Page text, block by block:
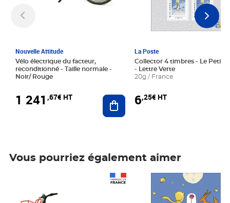
Nouvelle Attitude
Vélo électrique du facteur,
reconditionné - Taille normale -
Noir/ Rouge
1 241 ,67€ HT Ajouter au panier
La Poste
Collector 4 timbres - Le Petit
- Lettre Verte
20g / France
6,25€ HT
Vous pourriez également aimer
Prix 6,25€ HT